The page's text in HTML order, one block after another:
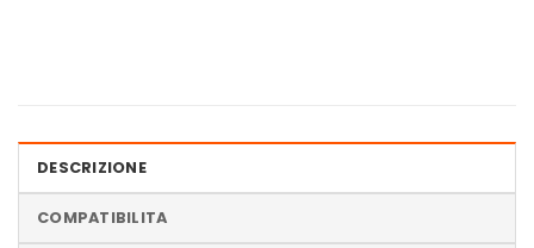
DESCRIZIONE
COMPATIBILITA